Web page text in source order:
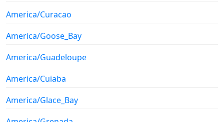
America/Curacao
America/Goose_Bay
America/Guadeloupe
America/Cuiaba
America/Glace_Bay